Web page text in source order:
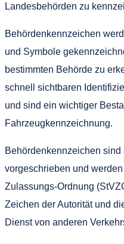
Landesbehörden zu
Behördenkennzeichen
und Symbole
bestimmten Behörde zu
schnell sichtbaren
und sind ein wichtiger
Fahrzeugkennzeichnung.
Behördenkennzeichen
vorgeschrieben und
Zulassungs-Ordnung
Zeichen der Autorität und
Dienst von anderen